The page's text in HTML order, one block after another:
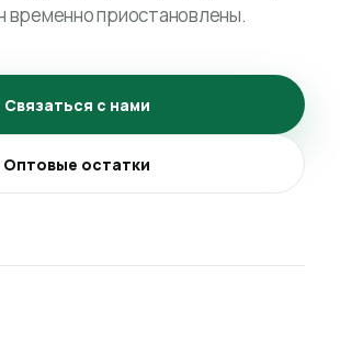
временно приостановлены.
Связаться с нами
Оптовые остатки